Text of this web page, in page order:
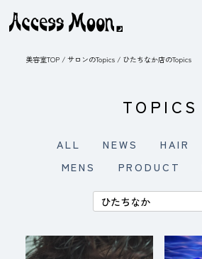
美容室TOP/ サロンのTopics/ ひたちなか店のTopics
TOPICS
ALL NEWS HAIR
MENS
PRODUCT